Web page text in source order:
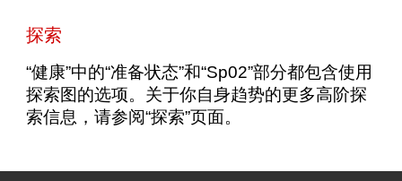
探索
“健康”中的“准备状态”和“Sp02”部分都包含使用
探索图的选项。关于你自身趋势的更多高阶探
索信息，请参阅“探索”页面。